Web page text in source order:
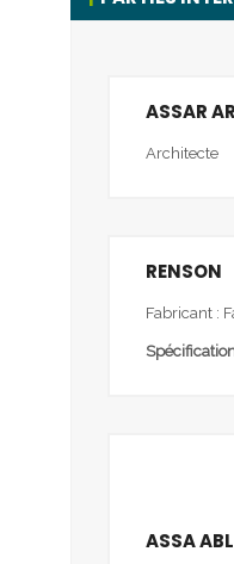
ASSAR
Architecte
RENSON
Fabricant :
ASSA